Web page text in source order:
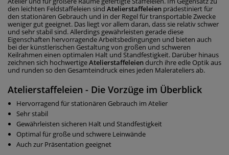
den leichten Feldstaffeleien sind Atelierstaffeleien prädestiniert für
den stationären Gebrauch und in der Regel für transportable Zwecke
weniger gut geeignet. Das liegt vor allem daran, dass sie relativ schwer
und sehr stabil sind. Allerdings gewährleisten gerade diese
Eigenschaften hervorragende Arbeitsbedingungen und bieten auch
bei der künstlerischen Gestaltung von großen und schweren
Keilrahmen einen optimalen Halt und Standfestigkeit. Darüber hinaus
zeichnen sich hochwertigeAtelierstaffeleiendurch ihre edle Optik aus
und runden so den Gesamteindruck eines jeden Malerateliers ab.
Atelierstaffeleien - Die Vorzüge im Überblick
Hervorragend für stationären Gebrauch im Atelier
Sehr stabil
Gewährleisten sicheren Halt und Standfestigkeit
Optimal für große und schwere Leinwände
Auch zur Präsentation geeignet